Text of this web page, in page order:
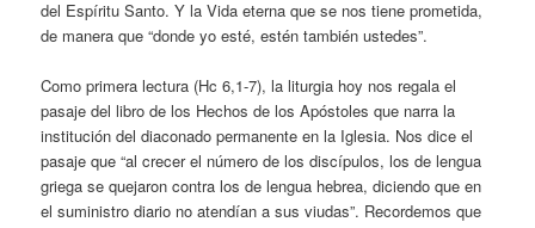
del Espíritu Santo. Y la Vida eterna que se nos tiene prometida,
de manera que “donde yo esté, estén también ustedes”.
Como primera lectura (Hc 6,1-7), la liturgia hoy nos regala el
pasaje del libro de los Hechos de los Apóstoles que narra la
institución del diaconado permanente en la Iglesia. Nos dice el
pasaje que “al crecer el número de los discípulos, los de lengua
griega se quejaron contra los de lengua hebrea, diciendo que en
el suministro diario no atendían a sus viudas”. Recordemos que